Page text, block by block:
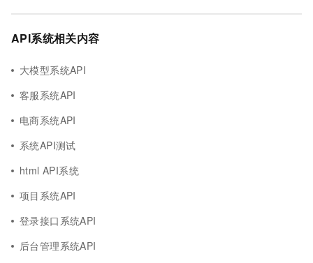
API系统相关内容
大模型系统API
客服系统API
电商系统API
系统API测试
html API系统
项目系统API
登录接口系统API
后台管理系统API